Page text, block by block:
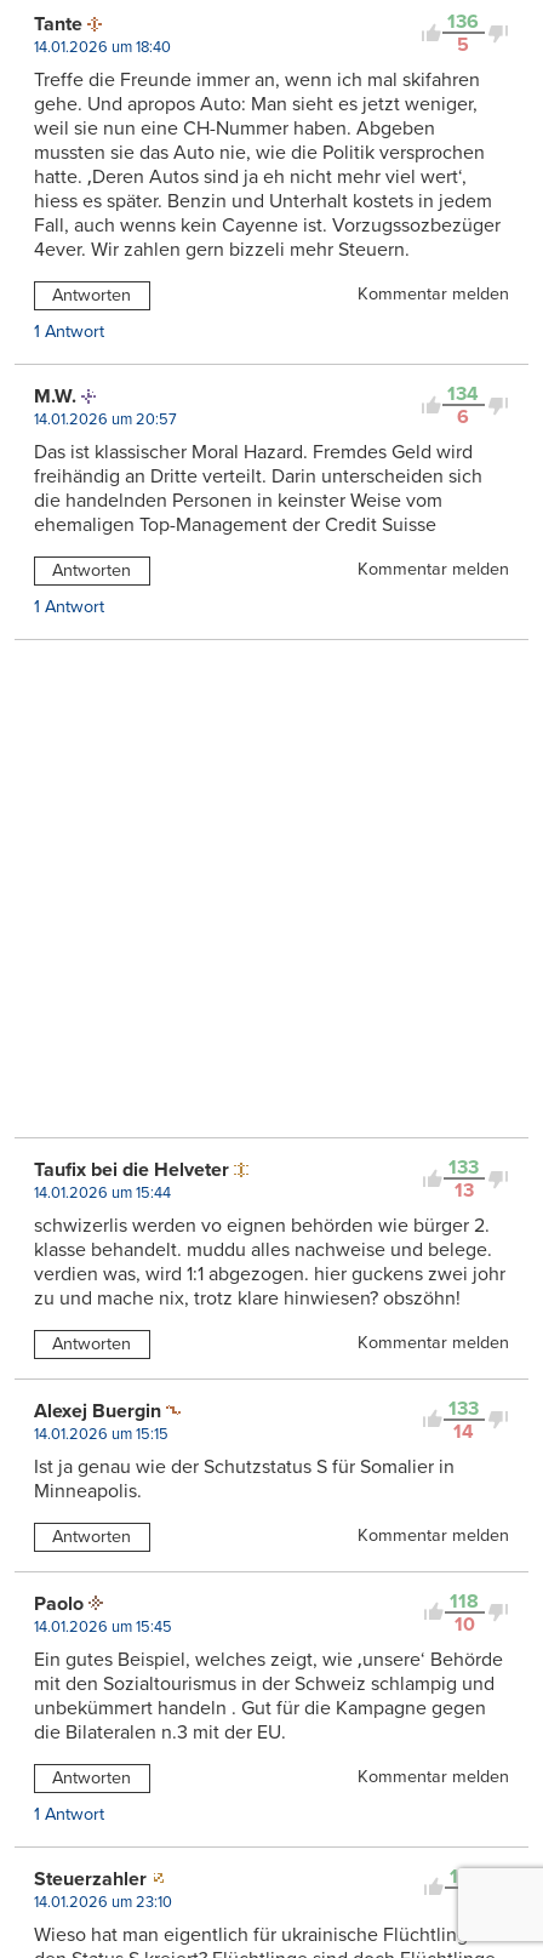
136
5
Tante
14.01.2026 um 18:40
Treffe die Freunde immer an, wenn ich mal skifahren
gehe. Und apropos Auto: Man sieht es jetzt weniger,
weil sie nun eine CH-Nummer haben. Abgeben
mussten sie das Auto nie, wie die Politik versprochen
hatte. ‚Deren Autos sind ja eh nicht mehr viel wert‘,
hiess es später. Benzin und Unterhalt kostets in jedem
Fall, auch wenns kein Cayenne ist. Vorzugssozbezüger
4ever. Wir zahlen gern bizzeli mehr Steuern.
Antworten
Kommentar melden
1 Antwort
134
6
M.W.
14.01.2026 um 20:57
Das ist klassischer Moral Hazard. Fremdes Geld wird
freihändig an Dritte verteilt. Darin unterscheiden sich
die handelnden Personen in keinster Weise vom
ehemaligen Top-Management der Credit Suisse
Antworten
Kommentar melden
1 Antwort
133
13
Taufix bei die Helveter
14.01.2026 um 15:44
schwizerlis werden vo eignen behörden wie bürger 2.
klasse behandelt. muddu alles nachweise und belege.
verdien was, wird 1:1 abgezogen. hier guckens zwei johr
zu und mache nix, trotz klare hinwiesen? obszöhn!
Antworten Kommentar melden
133
14
Alexej Buergin
14.01.2026 um 15:15
Ist ja genau wie der Schutzstatus S für Somalier in
Minneapolis.
Antworten Kommentar melden
118
10
Paolo
14.01.2026 um 15:45
Ein gutes Beispiel, welches zeigt, wie ‚unsere‘ Behörde
mit den Sozialtourismus in der Schweiz schlampig und
unbekümmert handeln . Gut für die Kampagne gegen
die Bilateralen n.3 mit der EU.
Antworten
Kommentar melden
1 Antwort
101
Steuerzahler
14.01.2026 um 23:10
Wieso hat man eigentlich für ukrainische Flüchtlinge